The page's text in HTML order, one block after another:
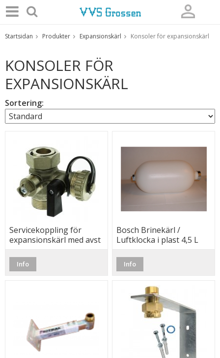
Startsidan Produkter Expansionskärl Konsoler för expansionskärl
KONSOLER FÖR
EXPANSIONSKÄRL
Sortering:
Servicekoppling för
expansionskärl med avst
Info
Bosch Brinekärl /
Luftklocka i plast 4,5 L
Info